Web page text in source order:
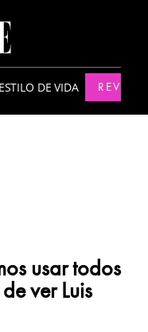
ESTILO DE VIDA
usar todos
ver Luis